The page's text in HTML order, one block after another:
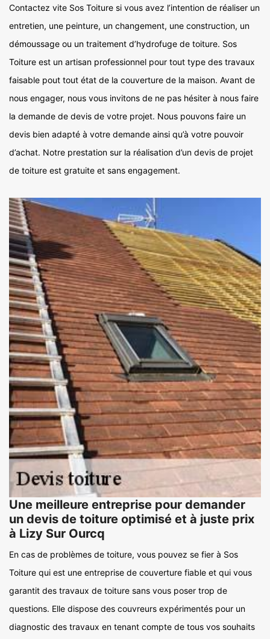
Contactez vite Sos Toiture si vous avez l’intention de réaliser un
entretien, une peinture, un changement, une construction, un
démoussage ou un traitement d’hydrofuge de toiture. Sos
Toiture est un artisan professionnel pour tout type des travaux
faisable pout tout état de la couverture de la maison. Avant de
nous engager, nous vous invitons de ne pas hésiter à nous faire
la demande de devis de votre projet. Nous pouvons faire un
devis bien adapté à votre demande ainsi qu’à votre pouvoir
d’achat. Notre prestation sur la réalisation d’un devis de projet
de toiture est gratuite et sans engagement.
Une meilleure entreprise pour demander
un devis de toiture optimisé et à juste prix
à Lizy Sur Ourcq
En cas de problèmes de toiture, vous pouvez se fier à Sos
Toiture qui est une entreprise de couverture fiable et qui vous
garantit des travaux de toiture sans vous poser trop de
questions. Elle dispose des couvreurs expérimentés pour un
diagnostic des travaux en tenant compte de tous vos souhaits